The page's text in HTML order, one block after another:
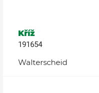
Kříž
191654
Walterscheid